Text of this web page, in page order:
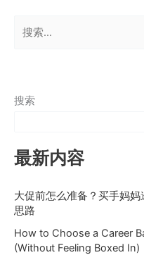
索：
搜索
最新内容
大促前怎么准备？买手妈
思路
How to Choose a Career
(Without Feeling Boxed In)